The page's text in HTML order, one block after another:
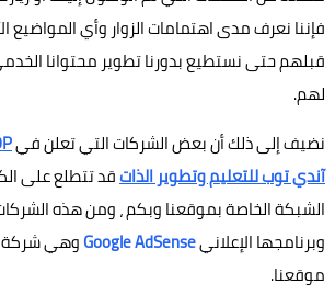
فإننا نعرف مدى اهتمامات الزوار وأي المواضيع
قبلهم حتى نستطيع بدورنا تطوير محتوانا
لهم.
نضيف إلى ذلك أن بعض الشركات التي تعلن في
آندي توب للتعليم وتطوير الذاتقد تتطلع على
الشبكة الخاصة بموقعنا وبكم ، ومن هذه
وبرنامجها الإعلانيGoogle AdSenseوهي شركة
موقعنا.